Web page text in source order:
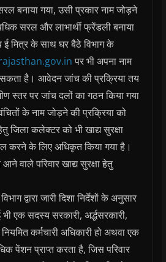
बनाया गया, उसी प्रकार नाम जोड़ने
सरल और लाभार्थी फ्रेंडली बनाया
ई मित्र के साथ घर बैठे विभाग के
पर भी अपना नाम
है। आवेदन जांच की प्रक्रिया तय
स्तर पर जांच दलों का गठन किया गया
के नाम जोड़ने की प्रक्रिया को
कलेक्टर को भी खाद्य सुरक्षा
करने के लिए अधिकृत किया गया है।
वाले परिवार खाद्य सुरक्षा हेतु
द्वारा जारी दिशा निर्देशों के अनुसार
एक सदस्य सरकारी, अर्द्धसरकारी,
कर्मचारी अधिकारी हो अथवा एक
पेंशन प्राप्त करता है, जिस परिवार